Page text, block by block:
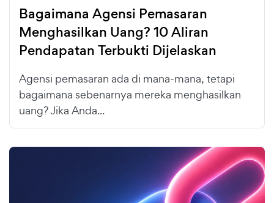
Bagaimana Agensi Pemasaran
Menghasilkan Uang? 10 Aliran
Pendapatan Terbukti Dijelaskan
Agensi pemasaran ada di mana-mana, tetapi
bagaimana sebenarnya mereka menghasilkan
uang? Jika Anda...